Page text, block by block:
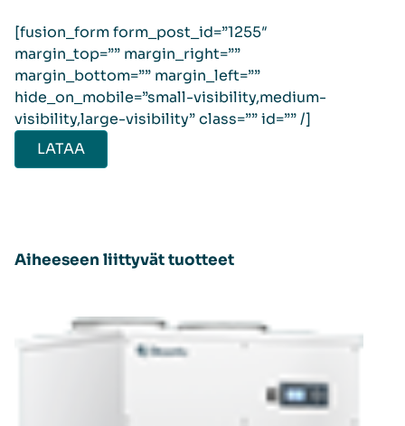
[fusion_form form_post_id=”1255″
margin_top=”” margin_right=””
margin_bottom=”” margin_left=””
hide_on_mobile=”small-visibility,medium-
visibility,large-visibility” class=”” id=”” /]
LATAA
Aiheeseen liittyvät tuotteet